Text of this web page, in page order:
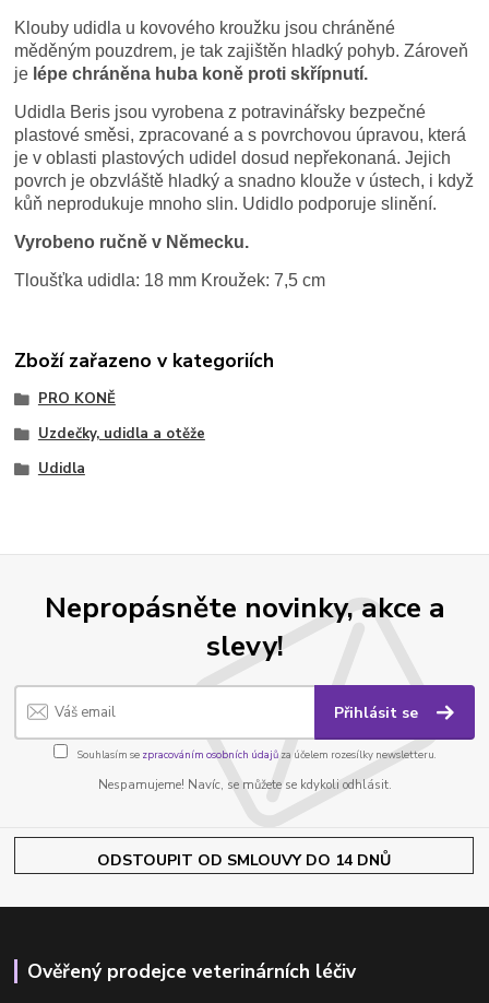
Klouby udidla u kovového kroužku jsou chráněné
měděným pouzdrem, je tak zajištěn hladký pohyb. Zároveň
je lépe chráněna huba koně proti skřípnutí.
Udidla Beris jsou vyrobena z potravinářsky bezpečné
plastové směsi, zpracované a s povrchovou úpravou, která
je v oblasti plastových udidel dosud nepřekonaná. Jejich
povrch je obzvláště hladký a snadno klouže v ústech, i když
kůň neprodukuje mnoho slin. Udidlo podporuje slinění.
Vyrobeno ručně v Německu.
Tloušťka udidla: 18 mm Kroužek: 7,5 cm
Zboží zařazeno v kategoriích
PRO KONĚ
Uzdečky, udidla a otěže
Udidla
Nepropásněte novinky, akce a
slevy!
Přihlásit se
Souhlasím se zpracováním osobních údajůza účelem rozesílky newsletteru.
Nespamujeme! Navíc, se můžete se kdykoli odhlásit.
ODSTOUPIT OD SMLOUVY DO 14 DNŮ
Ověřený prodejce veterinárních léčiv